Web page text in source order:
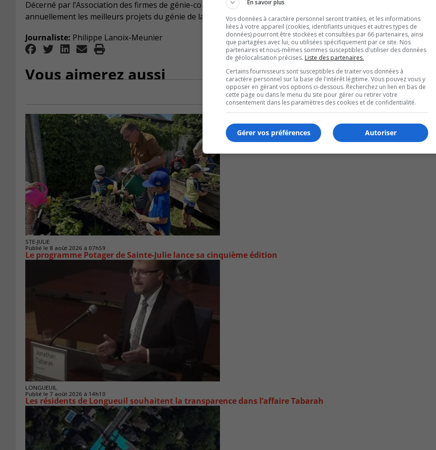
Décerné par l’Association des firmes de génie-conseil – Québec, le Grand prix du génie-conseil québécois
annuellement les meilleurs projets du génie de la province.
Journaliste: Philippe Lanoix-Meunier
Vous aimerez aussi
STE-JULIE
Publié le 8 août 2026 à 07h59
Le programme Potager de Sainte-Julie lance sa cinquième édition
LONGUEUIL
Publié le 7 août 2026 à 14h10
Les résidents de Longueuil souhaitent la transparence dans l’affaire Tabarah
En savoir plus
Vos données à caractère personnel seront traitées, et les informations
liées à votre appareil (cookies, identifiants uniques et autres types de
données) pourront être stockées et consultées par 66 partenaires, ainsi
que partagées avec lui, ou utilisées spécifiquement par ce site. Nos
partenaires et nous-mêmes sommes susceptibles d'utiliser des données
de géolocalisation précises. Liste des partenaires.
Certains fournisseurs sont susceptibles de traiter vos données à
caractère personnel sur la base de l'intérêt légitime. Vous pouvez vous y
opposer en gérant vos options ci-dessous. Recherchez un lien en bas de
cette page ou dans le menu du site pour gérer ou retirer votre
consentement dans les paramètres des cookies et de confidentialité.
Autoriser
Gérer vos préférences